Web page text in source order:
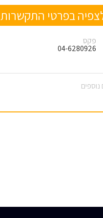
בפרטי התקשרות
פקס
04-6280926